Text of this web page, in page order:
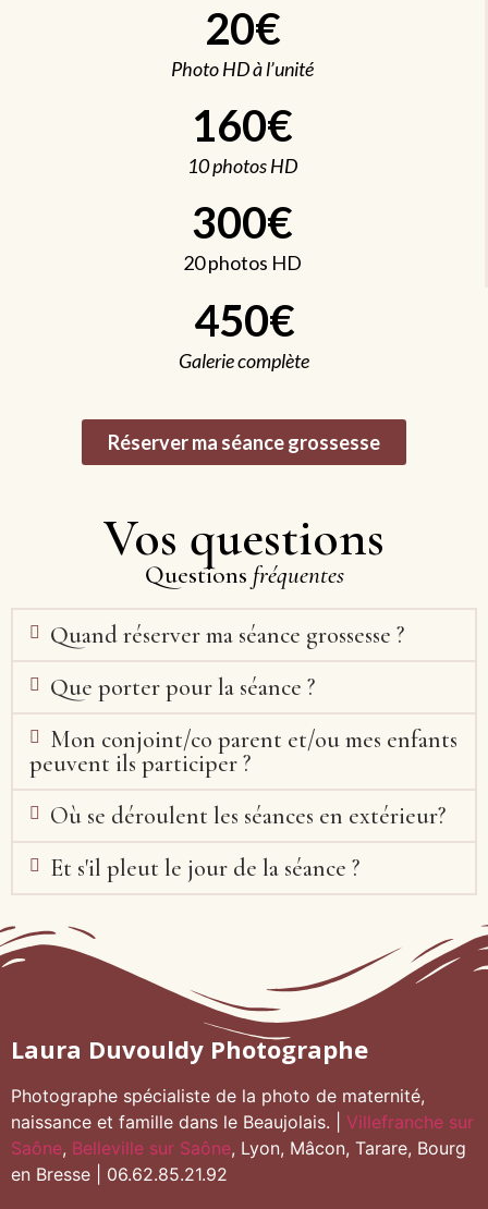
20€
Photo HD à l’unité
160€
10 photos HD
300€
20 photos HD
450€
Galerie complète
Réserver ma séance grossesse
Vos questions
Questions fréquentes
Quand réserver ma séance grossesse ?
Que porter pour la séance ?
Mon conjoint/co parent et/ou mes enfants
peuvent ils participer ?
Où se déroulent les séances en extérieur?
Et s'il pleut le jour de la séance ?
Laura Duvouldy Photographe
Photographe spécialiste de la photo de maternité,
naissance et famille dans le Beaujolais. | Villefranche sur
Saône, Belleville sur Saône, Lyon, Mâcon, Tarare, Bourg
en Bresse | 06.62.85.21.92